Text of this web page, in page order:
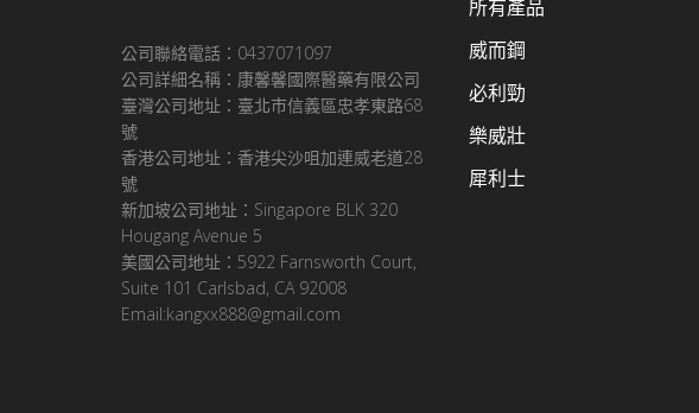
公司聯絡電話：0437071097
公司詳細名稱：康馨馨國際醫藥有限公司
臺灣公司地址：臺北市信義區忠孝東路68
號
香港公司地址：香港尖沙咀加連威老道28
號
新加坡公司地址：Singapore BLK 320
Hougang Avenue 5
美國公司地址：5922 Farnsworth Court,
Suite 101 Carlsbad, CA 92008
Email:kangxx888@gmail.com
所有產品
威而鋼
必利勁
樂威壯
犀利士